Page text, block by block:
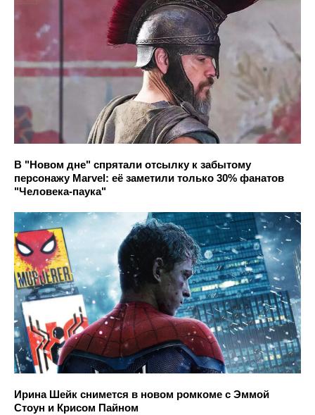
В "Новом дне" спрятали отсылку к забытому
персонажу Marvel: её заметили только 30% фанатов
"Человека-паука"
Ирина Шейк снимется в новом ромкоме с Эммой
Стоун и Крисом Пайном